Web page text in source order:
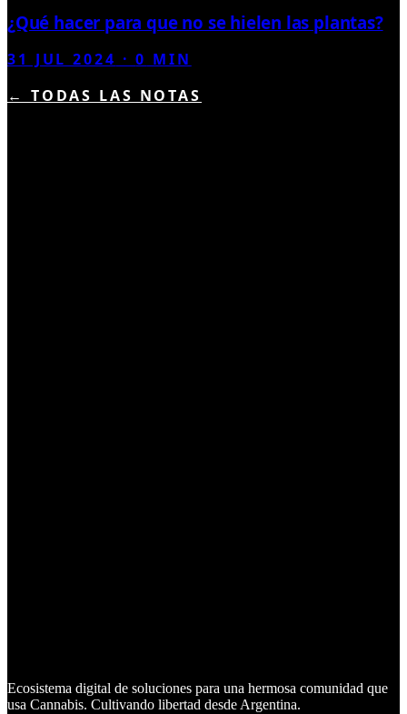
¿Qué hacer para que no se hielen las plantas?
31 JUL 2024 ·0 MIN
← TODAS LAS NOTAS
Ecosistema digital de soluciones para una hermosa comunidad que
usa Cannabis. Cultivando libertad desde Argentina.